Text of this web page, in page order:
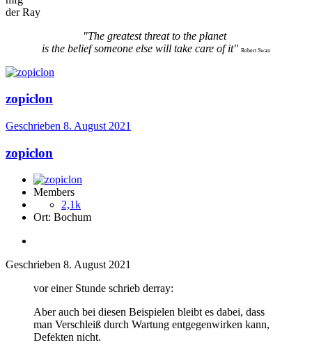
der Ray
"The greatest threat to the planet
is the belief someone else will take care of it" Robert Swan
zopiclon
Geschrieben 8. August 2021
zopiclon
Members
2,1k
Ort: Bochum
Geschrieben 8. August 2021
vor einer Stunde schrieb derray:
Aber auch bei diesen Beispielen bleibt es dabei, dass
man Verschleiß durch Wartung entgegenwirken kann,
Defekten nicht.